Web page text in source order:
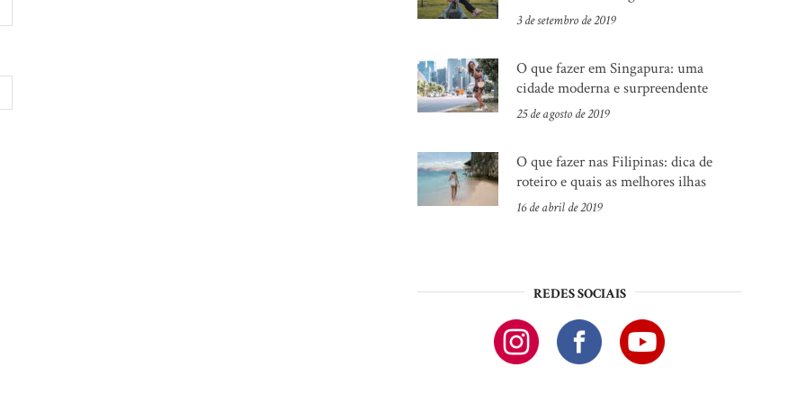
3 de setembro de 2019
O que fazer em Singapura: uma
cidade moderna e surpreendente
25 de agosto de 2019
O que fazer nas Filipinas: dica de
roteiro e quais as melhores ilhas
16 de abril de 2019
REDES SOCIAIS